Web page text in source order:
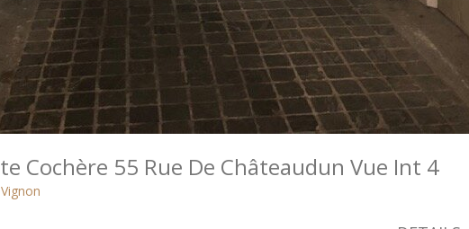
Cochère 55 Rue De Châteaudun Vue Int 4